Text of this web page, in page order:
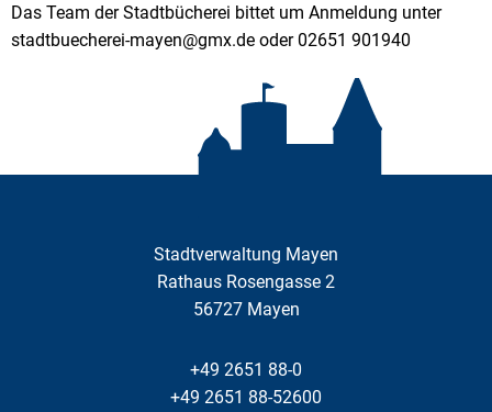
Das Team der Stadtbücherei bittet um Anmeldung unter
stadtbuecherei-mayen@gmx.de oder 02651 901940
Stadtverwaltung Mayen
Rathaus Rosengasse 2
56727 Mayen
+49 2651 88-0
+49 2651 88-52600